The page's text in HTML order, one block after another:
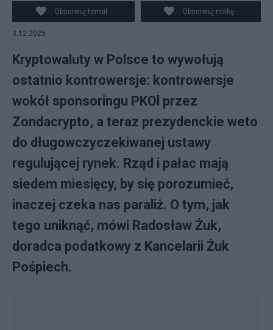
kryptowalutach, PAP
Obserwuj temat Obserwuj notkę
3.12.2025
Kryptowaluty w Polsce to wywołują
ostatnio kontrowersje: kontrowersje
wokół sponsoringu PKOl przez
Zondacrypto, a teraz prezydenckie weto
do długowczyczekiwanej ustawy
regulującej rynek. Rząd i pałac mają
siedem miesięcy, by się porozumieć,
inaczej czeka nas paraliż. O tym, jak
tego uniknąć, mówi Radosław Żuk,
doradca podatkowy z Kancelarii Żuk
Pośpiech.